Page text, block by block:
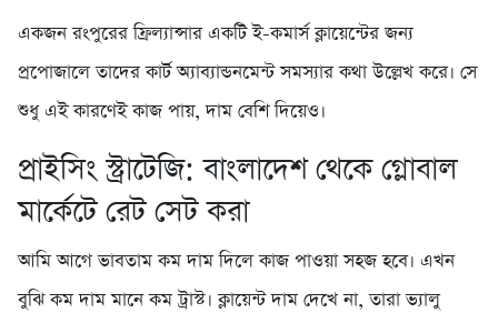
একজন রংপুরের ফ্রিল্যান্সার একটি ই-কমার্স ক্লায়েন্টের জন্য
প্রপোজালে তাদের কার্ট অ্যাব্যান্ডনমেন্ট সমস্যার কথা উল্লেখ করে। সে
শুধু এই কারণেই কাজ পায়, দাম বেশি দিয়েও।
প্রাইসিং স্ট্রাটেজি: বাংলাদেশ থেকে গ্লোবাল
মার্কেটে রেট সেট করা
আমি আগে ভাবতাম কম দাম দিলে কাজ পাওয়া সহজ হবে। এখন
বুঝি কম দাম মানে কম ট্রাস্ট। ক্লায়েন্ট দাম দেখে না, তারা ভ্যালু